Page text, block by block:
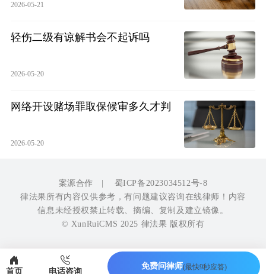
2026-05-21
轻伤二级有谅解书会不起诉吗
2026-05-20
网络开设赌场罪取保候审多久才判
2026-05-20
案源合作 | 蜀ICP备2023034512号-8
律法果所有内容仅供参考，有问题建议咨询在线律师！内容
信息未经授权禁止转载、摘编、复制及建立镜像。
© XunRuiCMS 2025 律法果 版权所有
首页 电话咨询
免费问律师(最快9秒应答)